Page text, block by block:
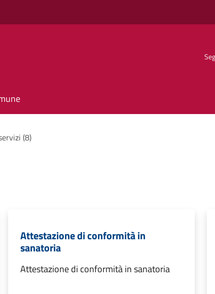
(8)
Attestazione di conformità in
sanatoria
Attestazione di conformità in sanatoria